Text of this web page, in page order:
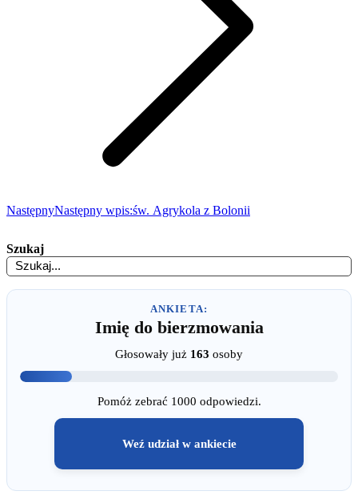
NastępnyNastępny wpis:św. Agrykola z Bolonii
Szukaj
ANKIETA:
Imię do bierzmowania
Głosowały już 163 osoby
Pomóż zebrać 1000 odpowiedzi.
Weź udział w ankiecie